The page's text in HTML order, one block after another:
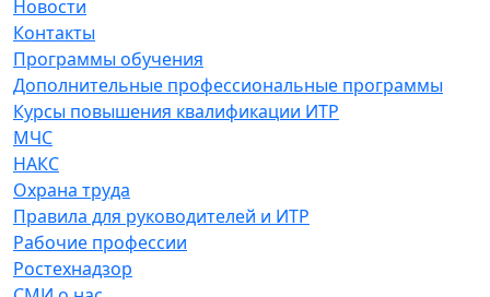
Новости
Контакты
Программы обучения
Дополнительные профессиональные программы
Курсы повышения квалификации ИТР
МЧС
НАКС
Охрана труда
Правила для руководителей и ИТР
Рабочие профессии
Ростехнадзор